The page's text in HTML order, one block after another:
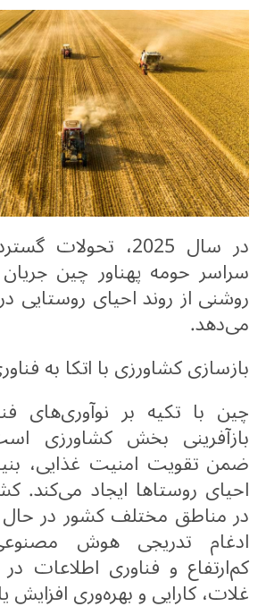
در سال 2025،
سراسر حومه پهناور چین
روشنی از روند احیای روستایی
می‌دهد.
بازسازی کشاورزی با اتکا به
چین با تکیه بر نوآوری‌های
بازآفرینی بخش کشاورزی
ضمن تقویت امنیت غذایی،
احیای روستاها ایجاد می‌کند.
در مناطق مختلف کشور در
ادغام تدریجی هوش
کم‌ارتفاع و فناوری اطلاعات
غلات، کارایی و بهره‌وری